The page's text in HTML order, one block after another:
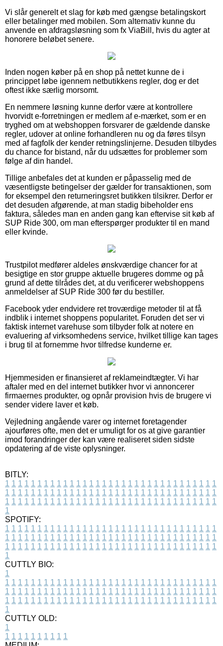
Vi slår generelt et slag for køb med gængse betalingskort
eller betalinger med mobilen. Som alternativ kunne du
anvende en afdragsløsning som fx ViaBill, hvis du agter at
honorere beløbet senere.
Inden nogen køber på en shop på nettet kunne de i
princippet løbe igennem netbutikkens regler, dog er det
oftest ikke særlig morsomt.
En nemmere løsning kunne derfor være at kontrollere
hvorvidt e-forretningen er medlem af e-mærket, som er en
tryghed om at webshoppen forsvarer de gældende danske
regler, udover at online forhandleren nu og da føres tilsyn
med af fagfolk der kender retningslinjerne. Desuden tilbydes
du chance for bistand, når du udsættes for problemer som
følge af din handel.
Tillige anbefales det at kunden er påpasselig med de
væsentligste betingelser der gælder for transaktionen, som
for eksempel den returneringsret butikken tilsikrer. Derfor er
det desuden afgørende, at man stadig bibeholder ens
faktura, således man en anden gang kan eftervise sit køb af
SUP Ride 300, om man efterspørger produkter til en mand
eller kvinde.
Trustpilot medfører aldeles ønskværdige chancer for at
besigtige en stor gruppe aktuelle brugeres domme og på
grund af dette tilrådes det, at du verificerer webshoppens
anmeldelser af SUP Ride 300 før du bestiller.
Facebook yder endvidere ret troværdige metoder til at få
indblik i internet shoppens popularitet. Foruden det ser vi
faktisk internet varehuse som tilbyder folk at notere en
evaluering af virksomhedens service, hvilket tillige kan tages
i brug til at fornemme hvor tilfredse kunderne er.
Hjemmesiden er finansieret af reklameindtægter. Vi har
aftaler med en del internet butikker hvor vi annoncerer
firmaernes produkter, og opnår provision hvis de brugere vi
sender videre laver et køb.
Vejledning angående varer og internet foretagender
ajourføres ofte, men det er umuligt for os at give garantier
imod forandringer der kan være realiseret siden sidste
opdatering af de viste oplysninger.
BITLY:
1 1 1 1 1 1 1 1 1 1 1 1 1 1 1 1 1 1 1 1 1 1 1 1 1 1 1 1 1 1 1 1 1
1 1 1 1 1 1 1 1 1 1 1 1 1 1 1 1 1 1 1 1 1 1 1 1 1 1 1 1 1 1 1 1 1
1 1 1 1 1 1 1 1 1 1 1 1 1 1 1 1 1 1 1 1 1 1 1 1 1 1 1 1 1 1 1 1 1
1
SPOTIFY:
1 1 1 1 1 1 1 1 1 1 1 1 1 1 1 1 1 1 1 1 1 1 1 1 1 1 1 1 1 1 1 1 1
1 1 1 1 1 1 1 1 1 1 1 1 1 1 1 1 1 1 1 1 1 1 1 1 1 1 1 1 1 1 1 1 1
1 1 1 1 1 1 1 1 1 1 1 1 1 1 1 1 1 1 1 1 1 1 1 1 1 1 1 1 1 1 1 1 1
1
CUTTLY BIO:
1
1 1 1 1 1 1 1 1 1 1 1 1 1 1 1 1 1 1 1 1 1 1 1 1 1 1 1 1 1 1 1 1 1
1 1 1 1 1 1 1 1 1 1 1 1 1 1 1 1 1 1 1 1 1 1 1 1 1 1 1 1 1 1 1 1 1
1 1 1 1 1 1 1 1 1 1 1 1 1 1 1 1 1 1 1 1 1 1 1 1 1 1 1 1 1 1 1 1 1
1
CUTTLY OLD:
1
1 1 1 1 1 1 1 1 1 1